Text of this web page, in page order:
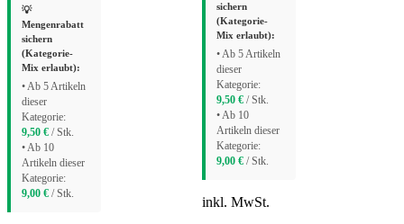
💡
Mengenrabatt
sichern
(Kategorie-
Mix erlaubt):
• Ab 5 Artikeln
dieser
Kategorie:
9,50 € / Stk.
• Ab 10
Artikeln dieser
Kategorie:
9,00 € / Stk.
sichern
(Kategorie-
Mix erlaubt):
• Ab 5 Artikeln
dieser
Kategorie:
9,50 € / Stk.
• Ab 10
Artikeln dieser
Kategorie:
9,00 € / Stk.
inkl. MwSt.